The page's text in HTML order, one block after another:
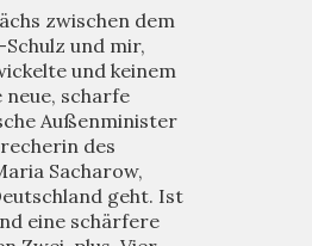
zwischen dem
und mir,
und keinem
neue, scharfe
Außenminister
des
Sacharow,
geht. Ist
eine schärfere